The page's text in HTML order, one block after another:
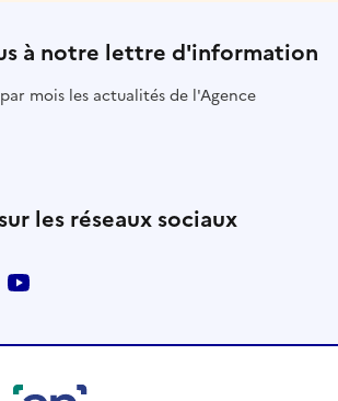
à notre lettre d'information
mois les actualités de l'Agence
les réseaux sociaux
Youtube